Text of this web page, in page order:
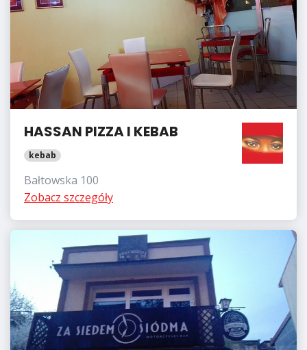
HASSAN PIZZA I KEBAB
kebab
Bałtowska 100
Zobacz szczegóły